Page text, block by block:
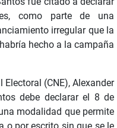
como parte de una
irregular que la
hecho a la campaña
(CNE), Alexander
debe declarar el 8 de
modalidad que permite
o por escrito sin que se le